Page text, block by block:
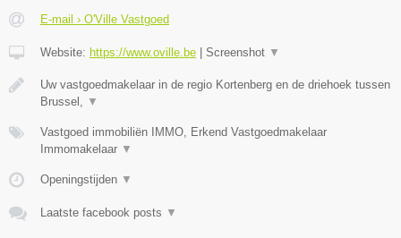
E-mail › O'Ville Vastgoed
Website: https://www.oville.be Screenshot ▼
Uw vastgoedmakelaar in de regio Kortenberg en de driehoek tussen
Brussel, ▼
Vastgoed immobiliën IMMO, Erkend Vastgoedmakelaar
Immomakelaar ▼
Openingstijden ▼
Laatste facebook posts ▼